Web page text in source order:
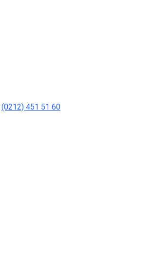
(0212) 451 51 60